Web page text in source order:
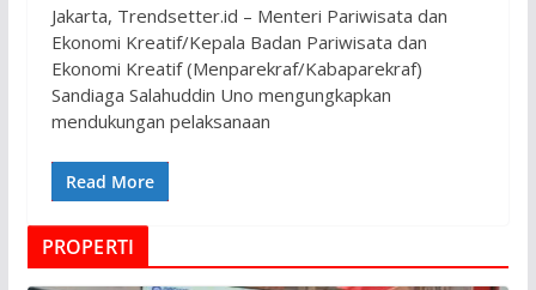
Jakarta, Trendsetter.id – Menteri Pariwisata dan
Ekonomi Kreatif/Kepala Badan Pariwisata dan
Ekonomi Kreatif (Menparekraf/Kabaparekraf)
Sandiaga Salahuddin Uno mengungkapkan
mendukungan pelaksanaan
Read More
PROPERTI